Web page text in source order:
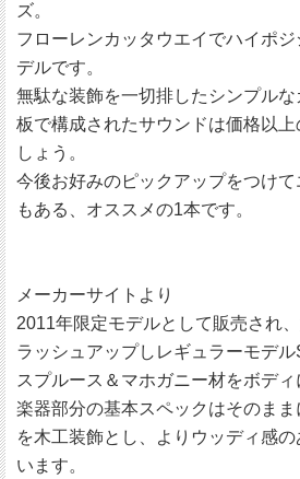
ズ。
フローレンカッタウエイでハイポ
デルです。
無駄な装飾を一切排したシンプル
板で構成されたサウンドは価格以
しょう。
今後お好みのピックアップをつけ
もある、オススメの1本です。
メーカーサイトより
2011年限定モデルとして販売され
ラッシュアップしレギュラーモデル
スプルース＆マホガニー材をボデ
楽器部分の基本スペックはそのま
を木工装飾とし、よりウッディ感
います。